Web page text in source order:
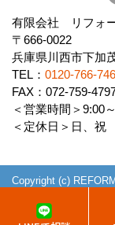
有限会社 リフォ
〒666-0022
兵庫県川西市下加
TEL： 0120-766-746
FAX：072-759-
＜営業時間＞9:00
＜定休日＞日、祝
Copyright (c)